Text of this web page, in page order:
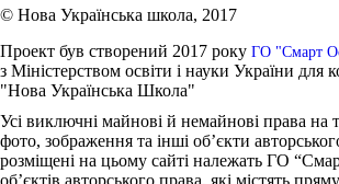
© Нова Українська школа, 2017
Проект був створений 2017 року ГО "Смарт
з Міністерством освіти і науки України для
"Нова Українська Школа"
Усі виключні майнові й немайнові права на
фото, зображення та інші об’єкти
розміщені на цьому сайті належать ГО
об’єктів авторського права, які містять